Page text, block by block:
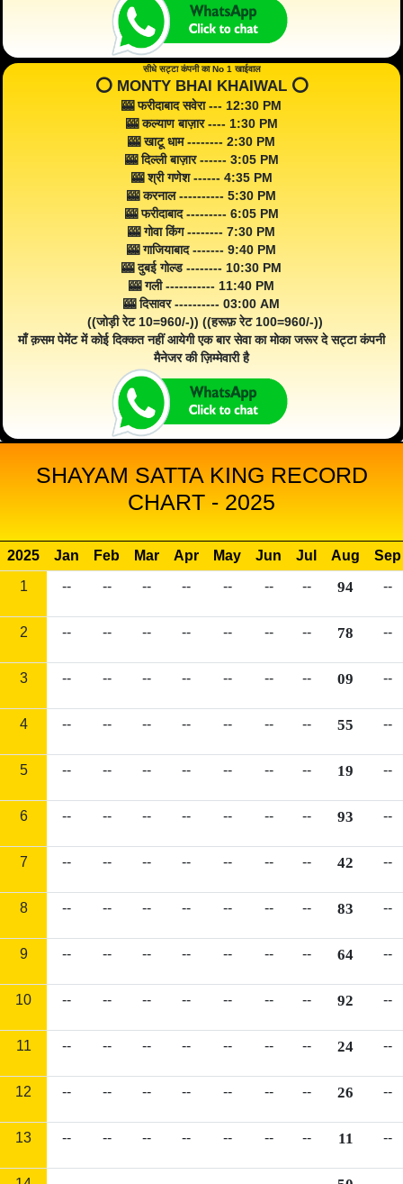
सीधे सट्टा कंपनी का No 1 खाईवाल
⭕️ MONTY BHAI KHAIWAL ⭕️
🎰 फरीदाबाद सवेरा --- 12:30 PM
🎰 कल्याण बाज़ार ---- 1:30 PM
🎰 खाटू धाम -------- 2:30 PM
🎰 दिल्ली बाज़ार ------ 3:05 PM
🎰 श्री गणेश ------ 4:35 PM
🎰 करनाल ---------- 5:30 PM
🎰 फरीदाबाद --------- 6:05 PM
🎰 गोवा किंग -------- 7:30 PM
🎰 गाजियाबाद ------- 9:40 PM
🎰 दुबई गोल्ड -------- 10:30 PM
🎰 गली ----------- 11:40 PM
🎰 दिसावर ---------- 03:00 AM
((जोड़ी रेट 10=960/-)) ((हरूफ़ रेट 100=960/-))
माँ क़सम पेमेंट में कोई दिक्कत नहीं आयेगी एक बार सेवा का मोका जरूर दे सट्टा कंपनी
मैनेजर की ज़िम्मेवारी है
SHAYAM SATTA KING RECORD
CHART - 2025
2025 Jan Feb Mar Apr May Jun Jul Aug
Sep
1
-- -- -- -- -- -- -- 94 --
2 -- -- -- -- -- -- -- 78 --
3 -- -- -- -- -- -- -- 09 --
4 -- -- -- -- -- -- -- 55 --
5 -- -- -- -- -- -- -- 19 --
6 -- -- -- -- -- -- -- 93 --
7 -- -- -- -- -- -- -- 42 --
8 -- -- -- -- -- -- -- 83 --
9 -- -- -- -- -- -- -- 64 --
10 -- -- -- -- -- -- -- 92 --
11 -- -- -- -- -- -- -- 24 --
12 -- -- -- -- -- -- -- 26 --
13 -- -- -- -- -- -- -- 11 --